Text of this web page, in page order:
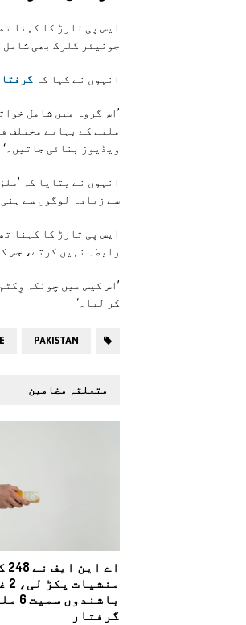
ایس پی تارڑ کا کہنا
جونیئر کلرک بھی شامل
انہوں نے کہا کہ
’اس گروہ میں شامل
ملنے کے بہانے مختلف
ویڈیوز بنائی جاتیں۔‘
انہوں نے بتایا کہ
سے زیادہ لوگوں سے
ایس پی تارڑ کا کہنا
رابطہ نہیں کرتے، جس
’اس کیس میں چونکہ
کر لیا۔‘
PAKISTAN
متعلقہ مضامین
اے
گرفتار